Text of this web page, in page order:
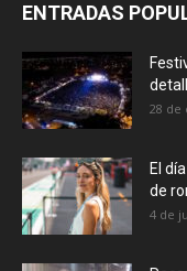
ENTRADAS
28 de
El
de
4 de